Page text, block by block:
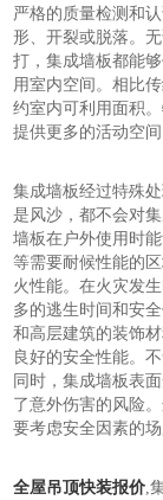
严格的质量检测和
形、开裂或脱落。
打，集成墙板都能
用室内空间。相比
约室内可利用面积
提供更多的活动空间
集成墙板经过特殊
是风沙，都不会对
墙板在户外使用时
等需要耐候性能的
火性能。在火灾发
多的逃生时间和安
和高层建筑的装饰
良好的安全性能。
同时，集成墙板表
了意外伤害的风险
要考虑安全因素的场
全屋吊顶快装报价 ,